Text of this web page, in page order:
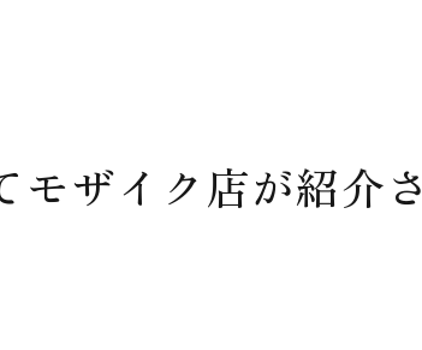
モザイク店が紹介さ